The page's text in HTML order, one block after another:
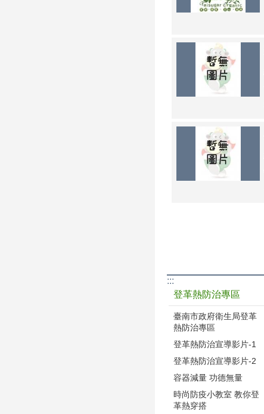
:::
登革熱防治專區
臺南市政府衛生局登革
熱防治專區
登革熱防治宣導影片-1
登革熱防治宣導影片-2
容器減量 功德無量
時尚防疫小教室 教你登
革熱穿搭